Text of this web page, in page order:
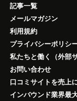
記事一覧
メールマガジン
利用規約
プライバシーポリシ
私たちと働く（外部
お問い合わせ
口コミサイトを売上
インバウンド業界最